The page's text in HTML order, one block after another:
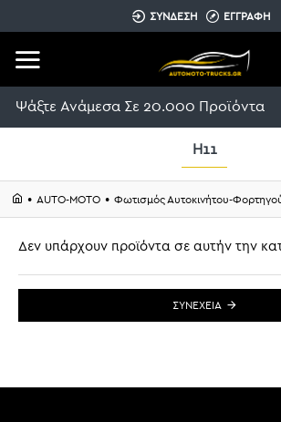
ΣΥΝΔΕΣΗ ΕΓΓΡΑΦΗ
AUTO-MOTO Φωτισμός Αυτοκινήτου-
H11
Δεν υπάρχουν προϊόντα σε αυτήν την
ΣΥΝΈΧΕΙΑ